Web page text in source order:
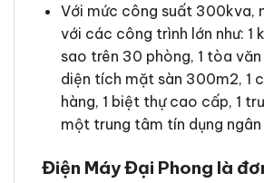
Với mức công suất 300kva,
với các công trình lớn như: 1
sao trên 30 phòng, 1 tòa
diện tích mặt sàn 300m2, 1
hàng, 1 biệt thự cao cấp, 1
một trung tâm tín dụng ngân
Điện Máy Đại Phong là